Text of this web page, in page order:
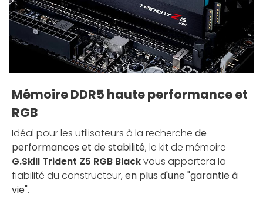
Mémoire DDR5 haute performance et
RGB
Idéal pour les utilisateurs à la recherche de
performances et de stabilité, le kit de mémoire
G.Skill Trident Z5 RGB Blackvous apportera la
fiabilité du constructeur, en plus d'une "garantie à
vie".